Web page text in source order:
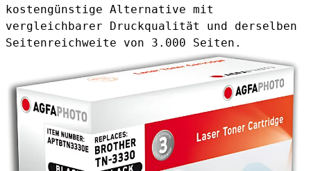
kostengünstige Alternative mit
vergleichbarer Druckqualität und derselben
Seitenreichweite von 3.000 Seiten.